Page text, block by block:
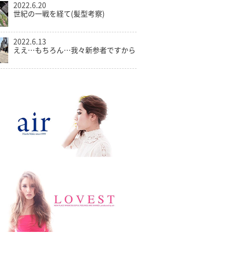
2022.6.20
世紀の一戦を経て(髪型考察)
2022.6.13
ええ…もちろん…我々新参者ですから